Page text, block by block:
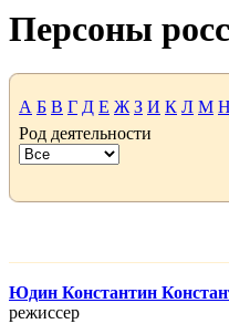
Персоны
А Б В Г Д Е Ж З И К Л М Н
Род деятельности
Юдин Константин
режисcер